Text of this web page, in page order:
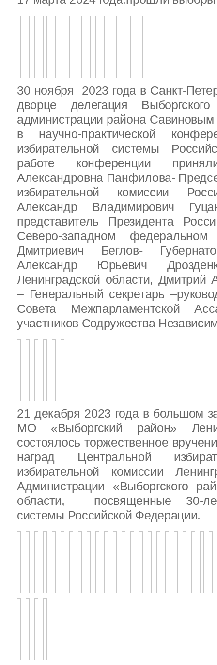
30 ноября 2023 года в Санкт-
дворце делегация
администрации района Савиновым
в научно-практической
избирательной системы
работе конференции
Александровна Панфилова-
избирательной комиссии
Александр Владимирович
представитель Президента
Северо-западном федеральном
Дмитриевич Беглов-
Александр Юрьевич
Ленинградской области, Дмитрий
– Генеральный секретарь
Совета Межпарламентской
участников Содружества
21 декабря 2023 года в большом
МО «Выборгский район»
состоялось торжественное
наград Центральной
избирательной комиссии
Администрации «Выборгского
области, посвященные 30-
системы Российской Федерации.